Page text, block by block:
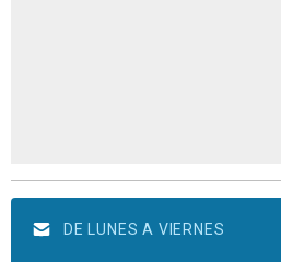
DE LUNES A VIERNES